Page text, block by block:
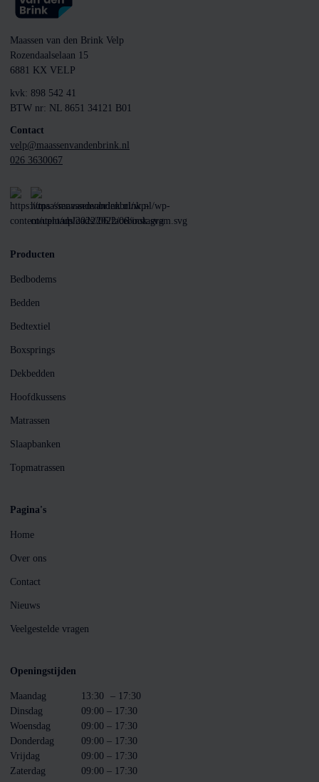
Maassen van den Brink Velp
Rozendaalselaan 15
6881 KX VELP
kvk: 898 542 41
BTW nr: NL 8651 34121 B01
Contact
velp@maassenvandenbrink.nl
026 3630067
Producten
Bedbodems
Bedden
Bedtextiel
Boxsprings
Dekbedden
Hoofdkussens
Matrassen
Slaapbanken
Topmatrassen
Pagina's
Home
Over ons
Contact
Nieuws
Veelgestelde vragen
Openingstijden
Maandag 13:30 – 17:30
Dinsdag
09:00 – 17:30
Woensdag
09:00 – 17:30
Donderdag
09:00 – 17:30
Vrijdag
09:00 – 17:30
Zaterdag
09:00 – 17:30